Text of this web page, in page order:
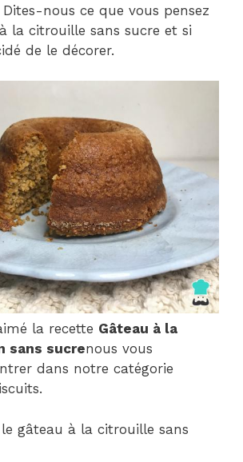
nous ce que vous pensez
la citrouille sans sucre et si
de le décorer.
la recette Gâteau à la
sans sucrenous vous
dans notre catégorie
gâteau à la citrouille sans